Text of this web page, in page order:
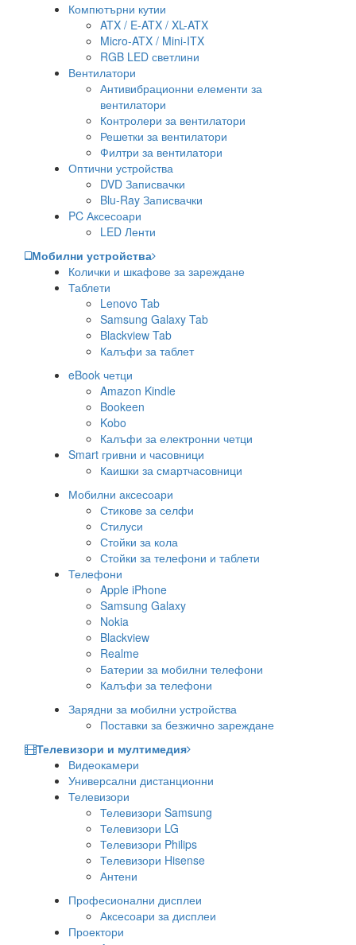
Компютърни кутии
ATX / E-ATX / XL-ATX
Micro-ATX / Mini-ITX
RGB LED светлини
Вентилатори
Антивибрационни елементи за
вентилатори
Контролери за вентилатори
Решетки за вентилатори
Филтри за вентилатори
Оптични устройства
DVD Записвачки
Blu-Ray Записвачки
PC Аксесоари
LED Ленти
Мобилни устройства
Колички и шкафове за зареждане
Таблети
Lenovo Tab
Samsung Galaxy Tab
Blackview Tab
Калъфи за таблет
eBook четци
Amazon Kindle
Bookeen
Kobo
Калъфи за електронни четци
Smart гривни и часовници
Каишки за смартчасовници
Мобилни аксесоари
Стикове за селфи
Стилуси
Стойки за кола
Стойки за телефони и таблети
Телефони
Apple iPhone
Samsung Galaxy
Nokia
Blackview
Realme
Батерии за мобилни телефони
Калъфи за телефони
Зарядни за мобилни устройства
Поставки за безжично зареждане
Телевизори и мултимедия
Видеокамери
Универсални дистанционни
Телевизори
Телевизори Samsung
Телевизори LG
Телевизори Philips
Телевизори Hisense
Антени
Професионални дисплеи
Аксесоари за дисплеи
Проектори